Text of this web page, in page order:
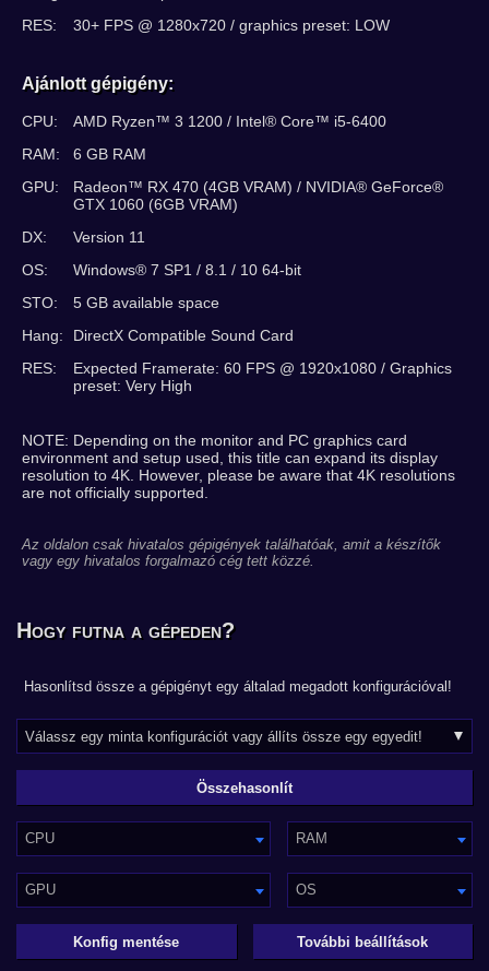
RES:
30+ FPS @ 1280x720 / graphics preset: LOW
Ajánlott gépigény:
CPU:
AMD Ryzen™ 3 1200 / Intel® Core™ i5-6400
RAM:
6 GB RAM
GPU:
Radeon™ RX 470 (4GB VRAM) / NVIDIA® GeForce®
GTX 1060 (6GB VRAM)
DX:
Version 11
OS:
Windows® 7 SP1 / 8.1 / 10 64-bit
STO:
5 GB available space
Hang:
DirectX Compatible Sound Card
RES:
Expected Framerate: 60 FPS @ 1920x1080 / Graphics
preset: Very High
NOTE: Depending on the monitor and PC graphics card
environment and setup used, this title can expand its display
resolution to 4K. However, please be aware that 4K resolutions
are not officially supported.
Az oldalon csak hivatalos gépigények találhatóak, amit a készítők
vagy egy hivatalos forgalmazó cég tett közzé.
Hogy futna a gépeden?
Hasonlítsd össze a gépigényt egy általad megadott konfigurációval!
CPU RAM
GPU OS
Konfig mentése További beállítások